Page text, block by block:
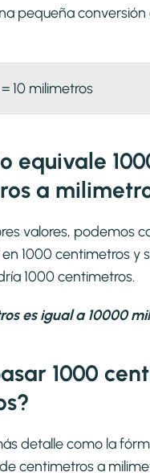
pequeña
10 milimetros
equivale
a
valores, podemos
1000 centimetros y
1000 centimetros.
es igual a 10000
1000
detalle como la
centimetros a